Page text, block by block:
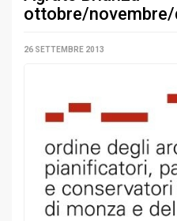
ottobre/
26 SETTEMBRE 2013